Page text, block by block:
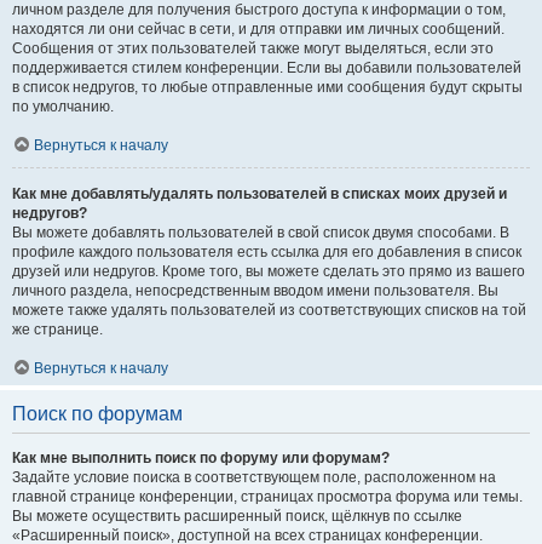
личном разделе для получения быстрого доступа к информации о том,
находятся ли они сейчас в сети, и для отправки им личных сообщений.
Сообщения от этих пользователей также могут выделяться, если это
поддерживается стилем конференции. Если вы добавили пользователей
в список недругов, то любые отправленные ими сообщения будут скрыты
по умолчанию.
Вернуться к началу
Как мне добавлять/удалять пользователей в списках моих друзей и
недругов?
Вы можете добавлять пользователей в свой список двумя способами. В
профиле каждого пользователя есть ссылка для его добавления в список
друзей или недругов. Кроме того, вы можете сделать это прямо из вашего
личного раздела, непосредственным вводом имени пользователя. Вы
можете также удалять пользователей из соответствующих списков на той
же странице.
Вернуться к началу
Поиск по форумам
Как мне выполнить поиск по форуму или форумам?
Задайте условие поиска в соответствующем поле, расположенном на
главной странице конференции, страницах просмотра форума или темы.
Вы можете осуществить расширенный поиск, щёлкнув по ссылке
«Расширенный поиск», доступной на всех страницах конференции.